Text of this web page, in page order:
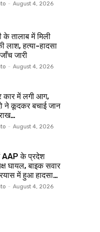
- August 4, 2026
के तालाब में मिली
लाश, हत्या-हादसा
जारी
- August 4, 2026
कार में लगी आग,
ने कूदकर बचाई जान
- August 4, 2026
के प्रदेश
घायल, बाइक सवार
में हुआ हादसा…
- August 4, 2026